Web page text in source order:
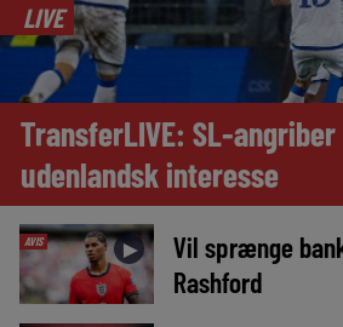
LIVE
TransferLIVE: SL-
udenlandsk interesse
AVIS ►
Vil sprænge
Rashford